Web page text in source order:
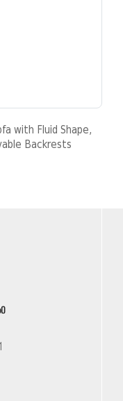
with Fluid Shape,
Backrests